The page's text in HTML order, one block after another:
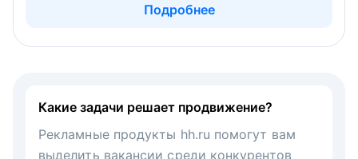
Подробнее
Какие задачи решает продвижение?
Рекламные продукты hh.ru помогут вам
выделить вакансии среди конкурентов